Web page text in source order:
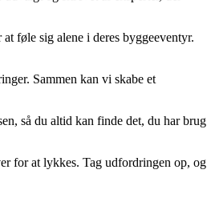
føle sig alene i deres byggeeventyr.
Sammen kan vi skabe et
så du altid kan finde det, du har brug
for at lykkes. Tag udfordringen op, og